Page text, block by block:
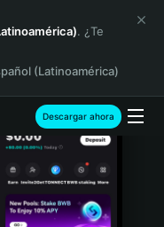
. ¿Te
(Latinoamérica)
Descargar ahora